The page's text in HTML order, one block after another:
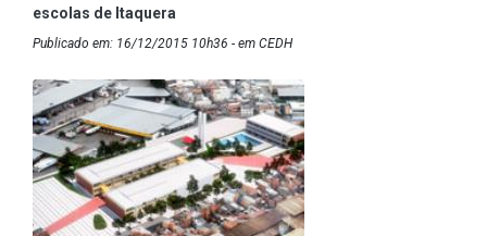
escolas de Itaquera
Publicado em: 16/12/2015 10h36 - em CEDH